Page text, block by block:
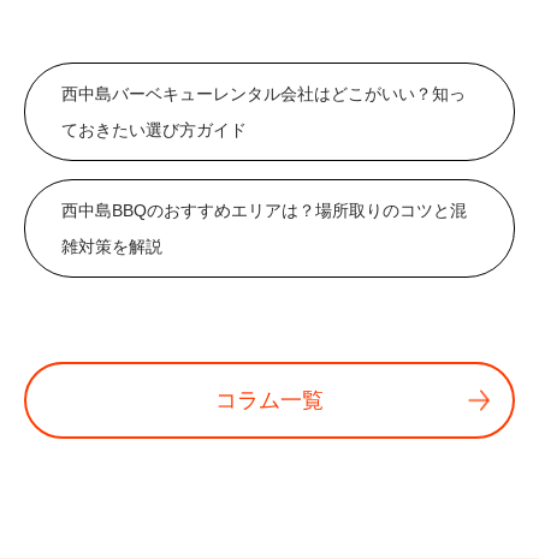
西中島バーベキューレンタル会社はどこがいい？知っ
ておきたい選び方ガイド
西中島BBQのおすすめエリアは？場所取りのコツと混
雑対策を解説
コラム一覧